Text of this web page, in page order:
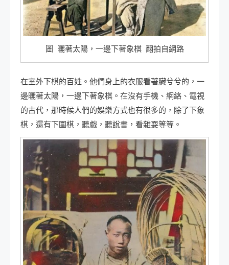
圖 曬著太陽，一邊下著象棋 翻拍自網路
在室外下棋的百姓。他們身上的衣服看著臟兮兮的，一
邊曬著太陽，一邊下著象棋。在沒有手機、網絡、電視
的古代，那時候人們的娛樂方式也有很多的，除了下象
棋，還有下圍棋，聽戲，聽說書，看雜耍等等。